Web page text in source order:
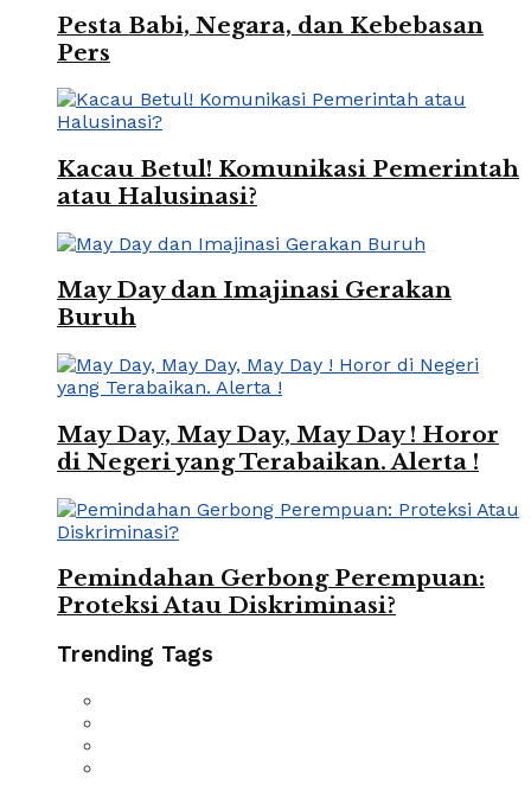
Pesta Babi, Negara, dan Kebebasan
Pers
Kacau Betul! Komunikasi Pemerintah
atau Halusinasi?
May Day dan Imajinasi Gerakan
Buruh
May Day, May Day, May Day ! Horor
di Negeri yang Terabaikan. Alerta !
Pemindahan Gerbong Perempuan:
Proteksi Atau Diskriminasi?
Trending Tags